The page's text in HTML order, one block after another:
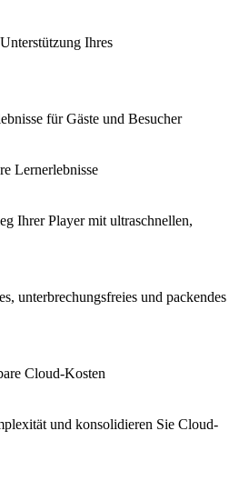
Ihres
für Gäste und Besucher
Lernerlebnisse
Ihrer Player mit ultraschnellen,
unterbrechungsfreies und packendes
Cloud-Kosten
und konsolidieren Sie Cloud-